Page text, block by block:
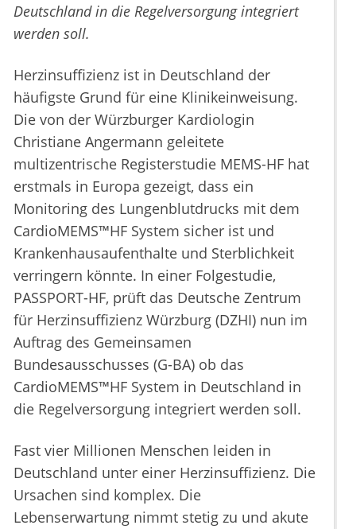
Deutschland in die Regelversorgung integriert
werden soll.
Herzinsuffizienz ist in Deutschland der
häufigste Grund für eine Klinikeinweisung.
Die von der Würzburger Kardiologin
Christiane Angermann geleitete
multizentrische Registerstudie MEMS-HF hat
erstmals in Europa gezeigt, dass ein
Monitoring des Lungenblutdrucks mit dem
CardioMEMS™HF System sicher ist und
Krankenhausaufenthalte und Sterblichkeit
verringern könnte. In einer Folgestudie,
PASSPORT-HF, prüft das Deutsche Zentrum
für Herzinsuffizienz Würzburg (DZHI) nun im
Auftrag des Gemeinsamen
Bundesausschusses (G-BA) ob das
CardioMEMS™HF System in Deutschland in
die Regelversorgung integriert werden soll.
Fast vier Millionen Menschen leiden in
Deutschland unter einer Herzinsuffizienz. Die
Ursachen sind komplex. Die
Lebenserwartung nimmt stetig zu und akute